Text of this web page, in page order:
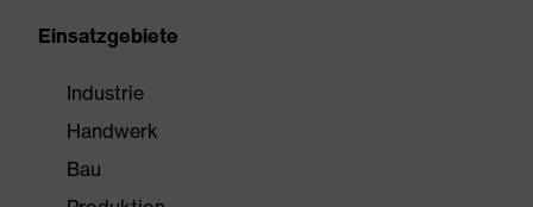
Einsatzgebiete
Industrie
Handwerk
Bau